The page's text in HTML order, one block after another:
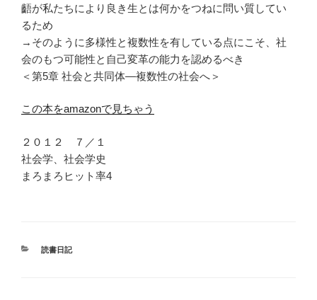
齬が私たちにより良き生とは何かをつねに問い質してい
るため
→そのように多様性と複数性を有している点にこそ、社
会のもつ可能性と自己変革の能力を認めるべき
＜第5章 社会と共同体―複数性の社会へ＞
この本をamazonで見ちゃう
２０１２ ７／１
社会学、社会学史
まろまろヒット率4
カ
読書日記